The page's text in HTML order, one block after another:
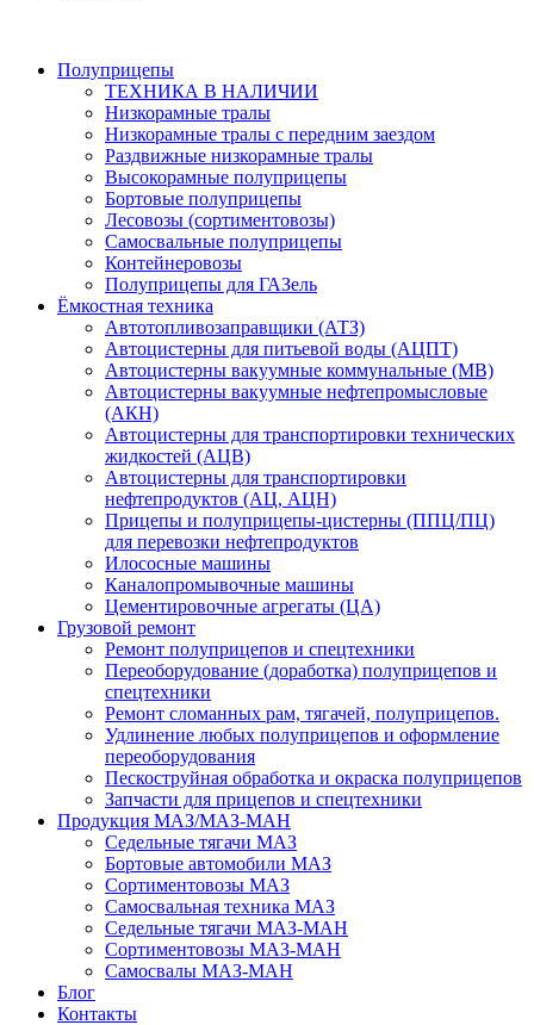
Полуприцепы
ТЕХНИКА В НАЛИЧИИ
Низкорамные тралы
Низкорамные тралы с передним заездом
Раздвижные низкорамные тралы
Высокорамные полуприцепы
Бортовые полуприцепы
Лесовозы (сортиментовозы)
Самосвальные полуприцепы
Контейнеровозы
Полуприцепы для ГАЗель
Ёмкостная техника
Автотопливозаправщики (АТЗ)
Автоцистерны для питьевой воды (АЦПТ)
Автоцистерны вакуумные коммунальные (МВ)
Автоцистерны вакуумные нефтепромысловые
(АКН)
Автоцистерны для транспортировки технических
жидкостей (АЦВ)
Автоцистерны для транспортировки
нефтепродуктов (АЦ, АЦН)
Прицепы и полуприцепы-цистерны (ППЦ/ПЦ)
для перевозки нефтепродуктов
Илососные машины
Каналопромывочные машины
Цементировочные агрегаты (ЦА)
Грузовой ремонт
Ремонт полуприцепов и спецтехники
Переоборудование (доработка) полуприцепов и
спецтехники
Ремонт сломанных рам, тягачей, полуприцепов.
Удлинение любых полуприцепов и оформление
переоборудования
Пескоструйная обработка и окраска полуприцепов
Запчасти для прицепов и спецтехники
Продукция МАЗ/МАЗ-МАН
Седельные тягачи МАЗ
Бортовые автомобили МАЗ
Сортиментовозы МАЗ
Самосвальная техника МАЗ
Седельные тягачи МАЗ-МАН
Сортиментовозы МАЗ-МАН
Самосвалы МАЗ-МАН
Блог
Контакты